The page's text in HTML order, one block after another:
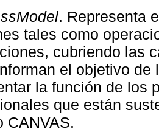
. Representa
tales como
cubriendo las
el objetivo
la función de los
que están
CANVAS.